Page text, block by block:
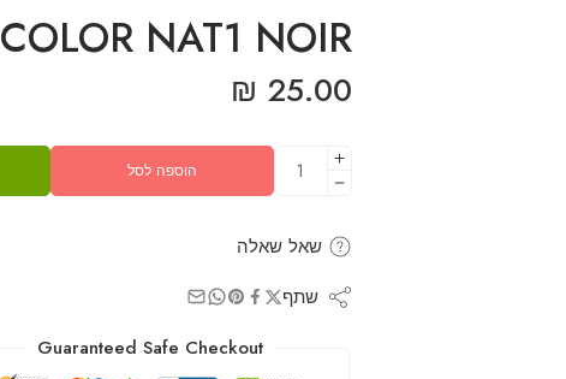
‎COLOR‎ ‎NAT‎1‎ ‎NOIR
25.00
₪
הוספה לסל
שאל שאלה
שתף
Guaranteed Safe Checkout